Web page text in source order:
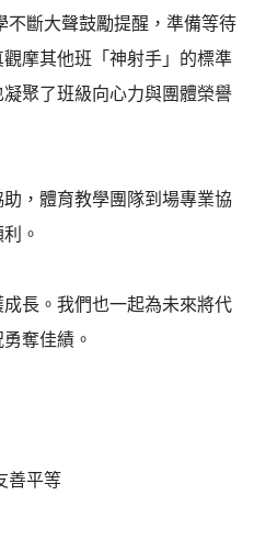
不斷大聲鼓勵提醒，準備等待
摩其他班「神射手」的標準
聚了班級向心力與團體榮譽
，體育教學團隊到場專業協
。
長。我們也一起為未來將代
奪佳績。
善平等